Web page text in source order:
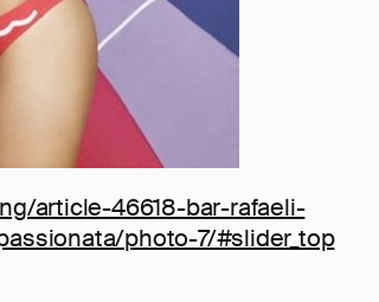
article-46618-bar-rafaeli-
photo-7/#slider_top